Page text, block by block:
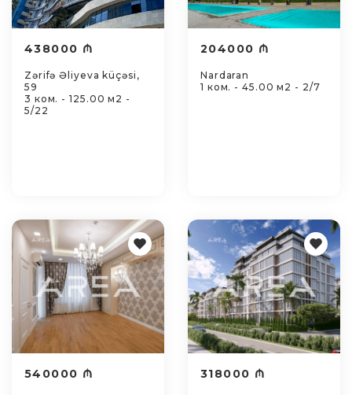
438000 ₼
Zərifə Əliyeva küçəsi,
59
3 ком. - 125.00 м2 -
5/22
204000 ₼
Nardaran
1 ком. - 45.00 м2 - 2/7
540000 ₼ 318000 ₼